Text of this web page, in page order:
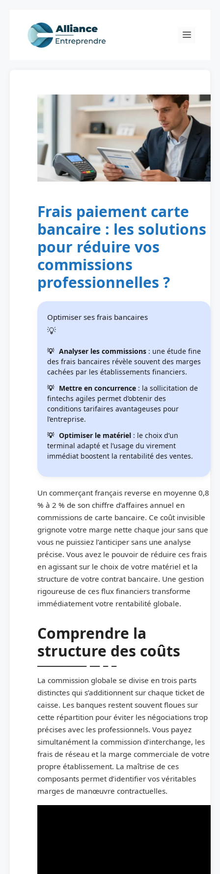
content
Menu
Frais paiement carte
bancaire : les solutions
pour réduire vos
commissions
professionnelles ?
Optimiser ses frais bancaires
Analyser les commissions : une étude fine
des frais bancaires révèle souvent des marges
cachées par les établissements financiers.
Mettre en concurrence : la sollicitation de
fintechs agiles permet d’obtenir des
conditions tarifaires avantageuses pour
l’entreprise.
Optimiser le matériel : le choix d’un
terminal adapté et l’usage du virement
immédiat boostent la rentabilité des ventes.
Un commerçant français reverse en moyenne 0,8
% à 2 % de son chiffre d’affaires annuel en
commissions de carte bancaire. Ce coût invisible
grignote votre marge nette chaque jour sans que
vous ne puissiez l’anticiper sans une analyse
précise. Vous avez le pouvoir de réduire ces frais
en agissant sur le choix de votre matériel et la
structure de votre contrat bancaire. Une gestion
rigoureuse de ces flux financiers transforme
immédiatement votre rentabilité globale.
Comprendre la
structure des coûts
La commission globale se divise en trois parts
distinctes qui s’additionnent sur chaque ticket de
caisse. Les banques restent souvent floues sur
cette répartition pour éviter les négociations trop
précises avec les professionnels. Vous payez
simultanément la commission d’interchange, les
frais de réseau et la marge commerciale de votre
propre établissement. La maîtrise de ces
composants permet d’identifier vos véritables
marges de manœuvre contractuelles.